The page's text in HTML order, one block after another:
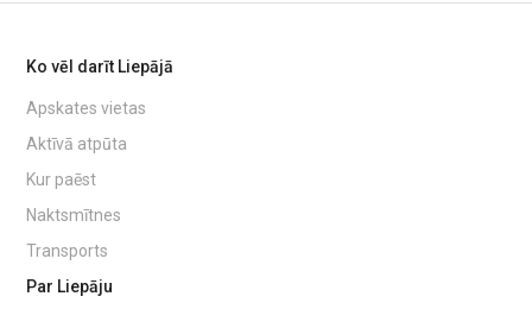
Ko vēl darīt Liepājā
Apskates vietas
Aktīvā atpūta
Kur paēst
Naktsmītnes
Transports
Par Liepāju